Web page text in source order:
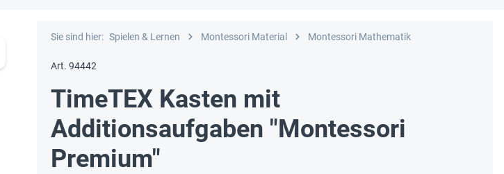
Sie sind hier: Spielen & Lernen Montessori Material Montessori Mathematik
Art. 94442
TimeTEX Kasten mit
Additionsaufgaben "Montessori
Premium"